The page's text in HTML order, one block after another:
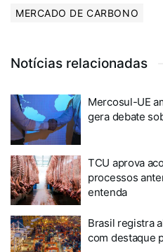
MERCADO DE CARBONO
Notícias relacionadas
Mercosul-UE
gera debate
TCU aprova
processos
entenda
Brasil registra
com destaque